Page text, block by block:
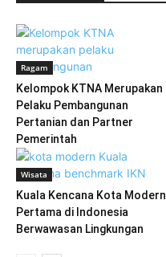
Ragam
Kelompok KTNA Merupakan
Pelaku Pembangunan
Pertanian dan Partner
Pemerintah
Wisata
Kuala Kencana Kota Modern
Pertama di Indonesia
Berwawasan Lingkungan